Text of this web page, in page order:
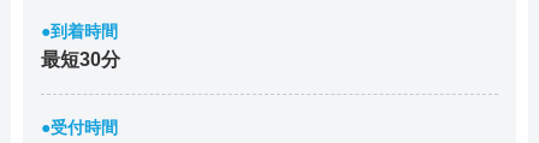
●到着時間
最短30分
●受付時間